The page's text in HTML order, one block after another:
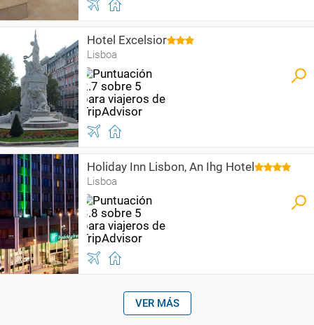
Hotel Excelsior
Lisboa
Holiday Inn Lisbon, An Ihg Hotel
Lisboa
VER MÁS